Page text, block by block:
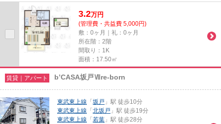
却) ※鍵(任意):33000円 ※外国籍:賃...
3.2万円
(管理費・共益費 5,000円)
敷：0ヶ月｜礼：0ヶ月
所在階：2階
間取り：1K
面積：17.50㎡
賃貸｜アパート b’CASA坂戸Ⅶre-born
東武東上線 「 坂戸 」駅 徒歩10分
東武東上線 「 北坂戸 」駅 徒歩19分
東武東上線 「 若葉 」駅 徒歩28分